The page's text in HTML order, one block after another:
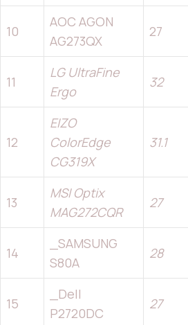
10
AOC AGON
AG273QX
27
11
LG UltraFine
Ergo
32
12
EIZO
ColorEdge
CG319X
31.1
13
MSI Optix
MAG272CQR
27
14
_SAMSUNG
S80A
28
15
_Dell
P2720DC
27